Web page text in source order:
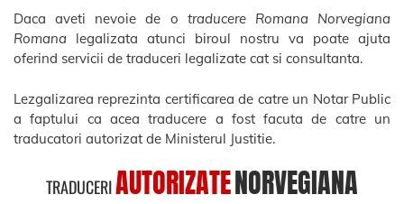
Daca aveti nevoie de o traducere Romana Norvegiana
Romana legalizata atunci biroul nostru va poate ajuta
oferind servicii de traduceri legalizate cat si consultanta.
Lezgalizarea reprezinta certificarea de catre un Notar Public
a faptului ca acea traducere a fost facuta de catre un
traducatori autorizat de Ministerul Justitie.
TRADUCERIAUTORIZATENORVEGIANA